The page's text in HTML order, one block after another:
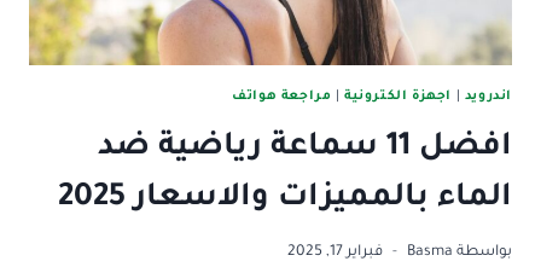
اندرويد اجهزة الكترونية| مراجعة هواتف
افضل 11 سماعة رياضية ضد
الماء بالمميزات والاسعار 2025
بواسطة Basma فبراير 17, 2025